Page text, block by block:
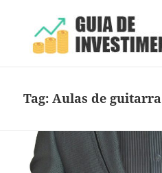
Tag:Aulas de guitarra